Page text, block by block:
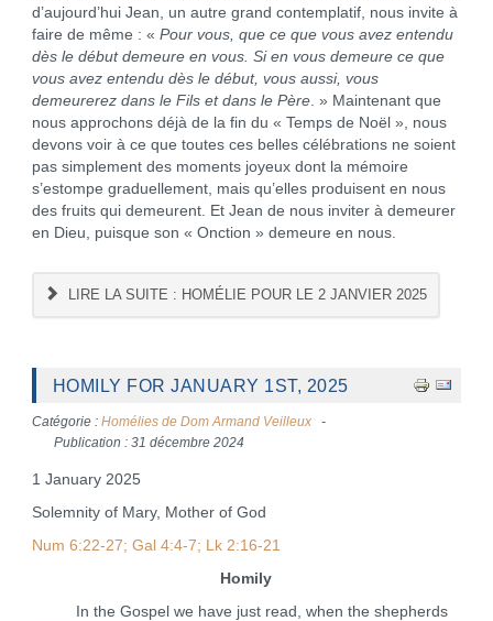
d’aujourd’hui Jean, un autre grand contemplatif, nous invite à
faire de même : « Pour vous, que ce que vous avez entendu
dès le début demeure en vous. Si en vous demeure ce que
vous avez entendu dès le début, vous aussi, vous
demeurerez dans le Fils et dans le Père. » Maintenant que
nous approchons déjà de la fin du « Temps de Noël », nous
devons voir à ce que toutes ces belles célébrations ne soient
pas simplement des moments joyeux dont la mémoire
s’estompe graduellement, mais qu’elles produisent en nous
des fruits qui demeurent. Et Jean de nous inviter à demeurer
en Dieu, puisque son « Onction » demeure en nous.
LIRE LA SUITE : HOMÉLIE POUR LE 2 JANVIER 2025
HOMILY FOR JANUARY 1ST, 2025
Catégorie : Homélies de Dom Armand Veilleux
Publication : 31 décembre 2024
1 January 2025
Solemnity of Mary, Mother of God
Num 6:22-27; Gal 4:4-7; Lk 2:16-21
Homily
In the Gospel we have just read, when the shepherds